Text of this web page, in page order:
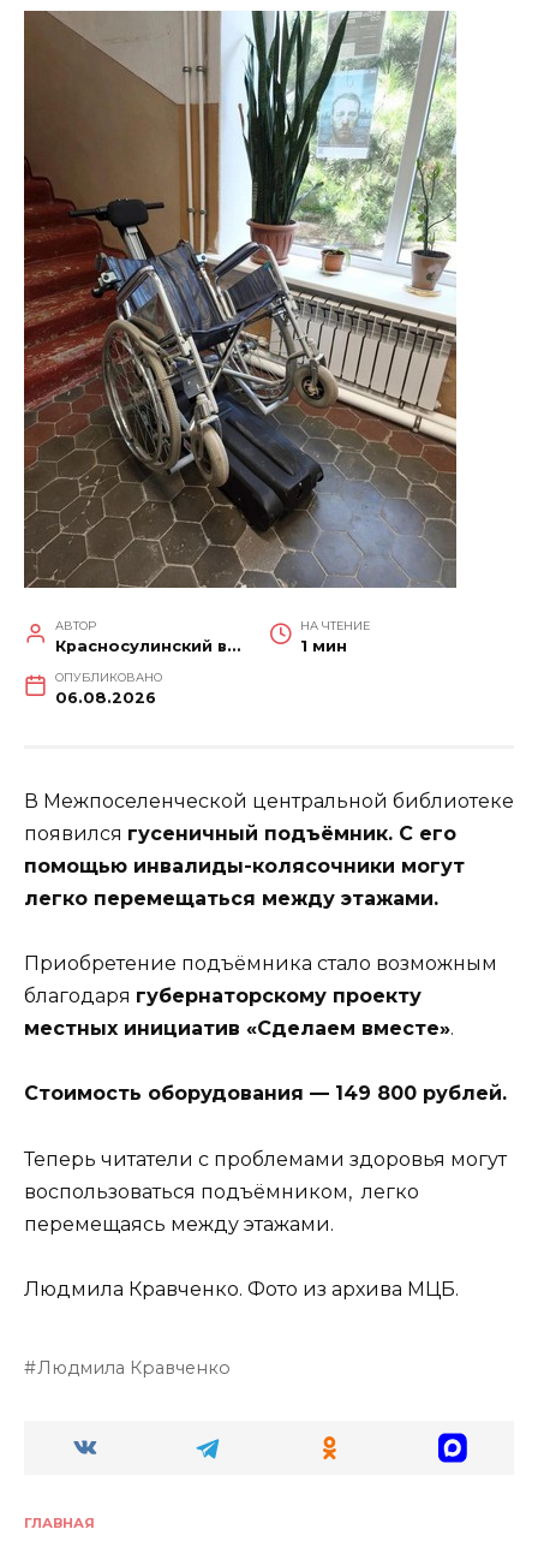
АВТОР
Красносулинский вестник
НА ЧТЕНИЕ
1 мин
ОПУБЛИКОВАНО
06.08.2026
В Межпоселенческой центральной библиотеке
появился гусеничный подъёмник. С его
помощью инвалиды-колясочники могут
легко перемещаться между этажами.
Приобретение подъёмника стало возможным
благодаря губернаторскому проекту
местных инициатив «Сделаем вместе».
Стоимость оборудования — 149 800 рублей.
Теперь читатели с проблемами здоровья могут
воспользоваться подъёмником, легко
перемещаясь между этажами.
Людмила Кравченко. Фото из архива МЦБ.
Людмила Кравченко
ГЛАВНАЯ